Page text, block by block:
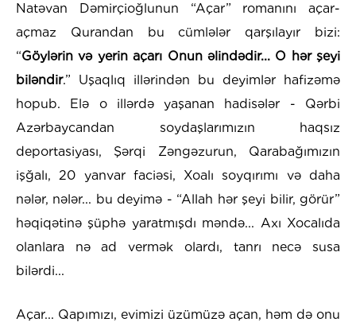
Natəvan Dəmirçioğlunun “Açar” romanını açar-
açmaz Qurandan bu cümlələr qarşılayır bizi:
“Göylərin və yerin açarı Onun əlindədir... O hər şeyi
biləndir.” Uşaqlıq illərindən bu deyimlər hafizəmə
hopub. Elə o illərdə yaşanan hadisələr - Qərbi
Azərbaycandan soydaşlarımızın haqsız
deportasiyası, Şərqi Zəngəzurun, Qarabağımızın
işğalı, 20 yanvar faciəsi, Xoalı soyqırımı və daha
nələr, nələr... bu deyimə - “Allah hər şeyi bilir, görür”
həqiqətinə şüphə yaratmışdı məndə... Axı Xocalıda
olanlara nə ad vermək olardı, tanrı necə susa
bilərdi...
Açar... Qapımızı, evimizi üzümüzə açan, həm də onu